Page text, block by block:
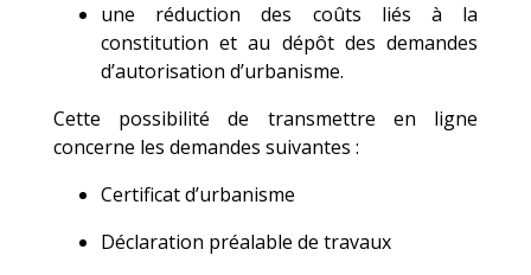
une réduction des coûts liés à la
constitution et au dépôt des demandes
d’autorisation d’urbanisme.
Cette possibilité de transmettre en ligne
concerne les demandes suivantes :
Certificat d’urbanisme
Déclaration préalable de travaux